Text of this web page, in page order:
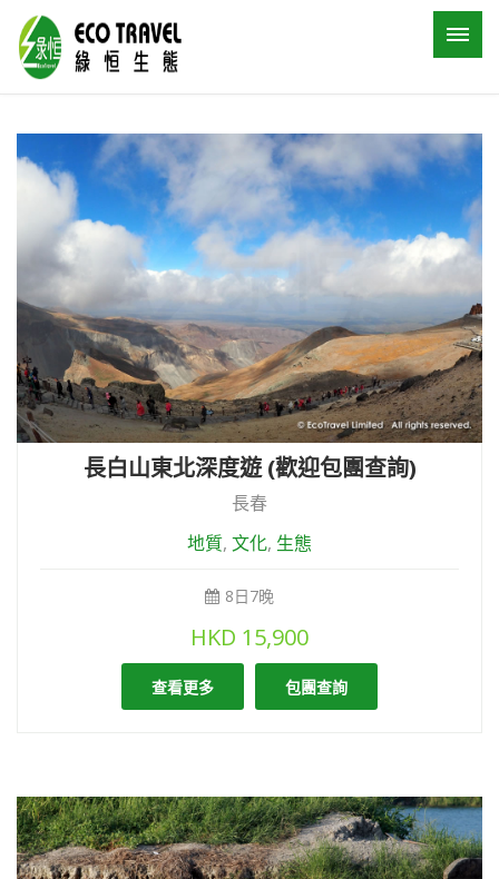
長白山東北深度遊 (歡迎包團查詢)
長春
地質, 文化, 生態
8日7晚
HKD 15,900
查看更多 包團查詢